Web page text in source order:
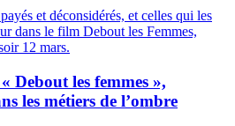
Debout les femmes »,
les métiers de l’ombre